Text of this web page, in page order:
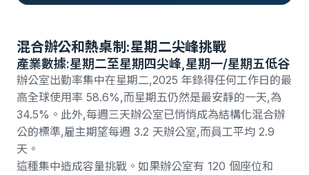
混合辦公和熱桌制:星期二尖峰挑戰
產業數據:星期二至星期四尖峰,星期一/星期五低谷
辦公室出勤率集中在星期二,2025 年錄得任何工作日的最
高全球使用率 58.6%,而星期五仍然是最安靜的一天,為
34.5% 。此外,每週三天辦公室已悄悄成為結構化混合辦
公的標準,雇主期望每週 3.2 天辦公室,而員工平均 2.9
天 。
這種集中造成容量挑戰。如果辦公室有 120 個座位和